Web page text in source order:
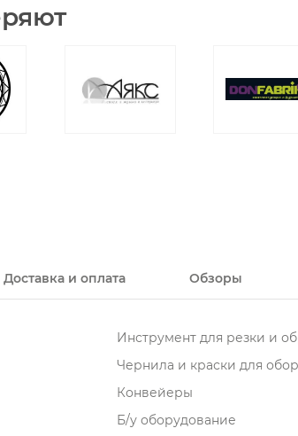
Доставка и оплата Обзоры
Инструмент для резки и
Чернила и краски для
Конвейеры
Б/у оборудование